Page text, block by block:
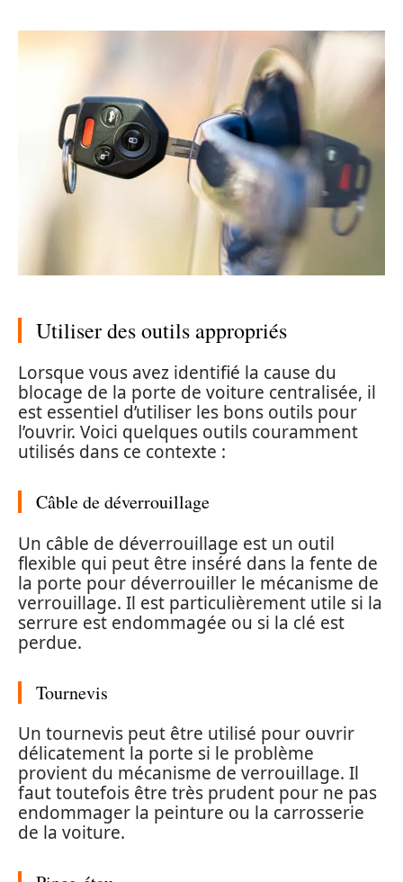
Utiliser des outils appropriés
Lorsque vous avez identifié la cause du
blocage de la porte de voiture centralisée, il
est essentiel d’utiliser les bons outils pour
l’ouvrir. Voici quelques outils couramment
utilisés dans ce contexte :
Câble de déverrouillage
Un câble de déverrouillage est un outil
flexible qui peut être inséré dans la fente de
la porte pour déverrouiller le mécanisme de
verrouillage. Il est particulièrement utile si la
serrure est endommagée ou si la clé est
perdue.
Tournevis
Un tournevis peut être utilisé pour ouvrir
délicatement la porte si le problème
provient du mécanisme de verrouillage. Il
faut toutefois être très prudent pour ne pas
endommager la peinture ou la carrosserie
de la voiture.